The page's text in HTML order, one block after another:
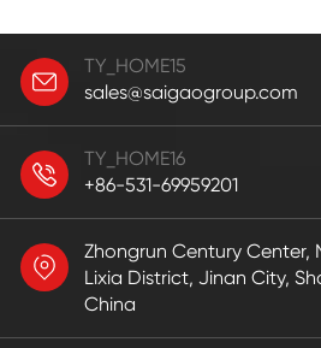
TY_HOME15
sales@saigaogroup.com
TY_HOME16
+86-531-69959201
Zhongrun Century Center,
Lixia District, Jinan City,
China